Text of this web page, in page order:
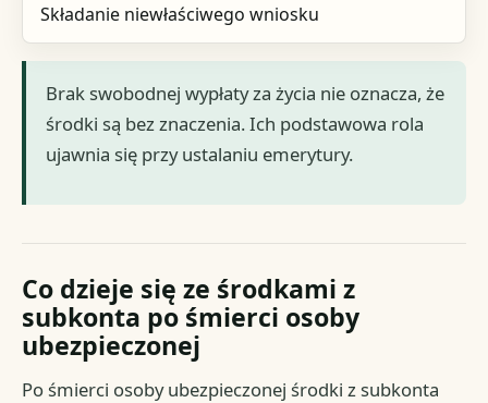
Składanie niewłaściwego wniosku
Brak swobodnej wypłaty za życia nie oznacza, że
środki są bez znaczenia. Ich podstawowa rola
ujawnia się przy ustalaniu emerytury.
Co dzieje się ze środkami z
subkonta po śmierci osoby
ubezpieczonej
Po śmierci osoby ubezpieczonej środki z subkonta